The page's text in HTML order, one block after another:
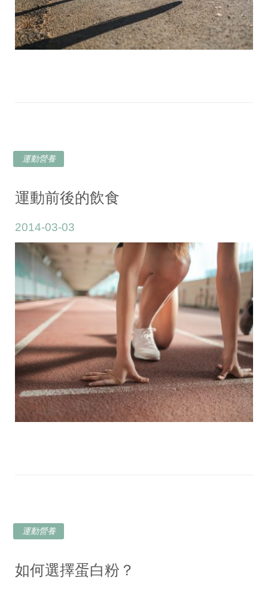
運動營養
運動前後的飲食
2014-03-03
運動營養
如何選擇蛋白粉？